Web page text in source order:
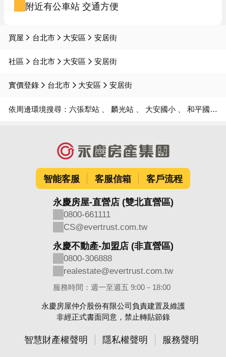
附近有公車站 交通方便
買屋 台北市 大安區 安居街
社區 台北市 大安區 安居街
實價登錄 台北市 大安區 安居街
依周邊環境搜尋： 六張犁站 麟光站 大安國小 和平國中
智能客服 客服信箱 客戶流程
永慶房屋-直營店 (雙北直營區)
0800-661111
CS@evertrust.com.tw
永慶不動產-加盟店 (非直營區)
0800-306888
realestate@evertrust.com.tw
服務時間：週一至週五 9:00－18:00
永慶房屋仲介股份有限公司負責建置及維護
非經正式書面同意，禁止轉貼節錄
智慧財產權聲明 隱私權聲明 服務聲明